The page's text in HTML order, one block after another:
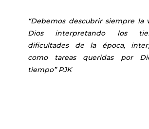
“Debemos descubrir siempre la
Dios interpretando los
dificultades de la época,
como tareas queridas por
tiempo” PJK